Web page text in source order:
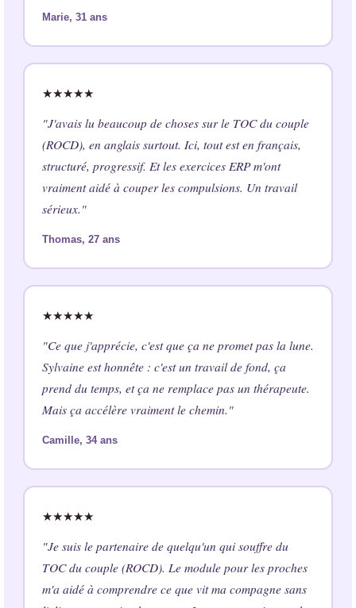
Marie, 31 ans
★★★★★
"J'avais lu beaucoup de choses sur le TOC du couple
(ROCD), en anglais surtout. Ici, tout est en français,
structuré, progressif. Et les exercices ERP m'ont
vraiment aidé à couper les compulsions. Un travail
sérieux."
Thomas, 27 ans
★★★★★
"Ce que j'apprécie, c'est que ça ne promet pas la lune.
Sylvaine est honnête : c'est un travail de fond, ça
prend du temps, et ça ne remplace pas un thérapeute.
Mais ça accélère vraiment le chemin."
Camille, 34 ans
★★★★★
"Je suis le partenaire de quelqu'un qui souffre du
TOC du couple (ROCD). Le module pour les proches
m'a aidé à comprendre ce que vit ma compagne sans